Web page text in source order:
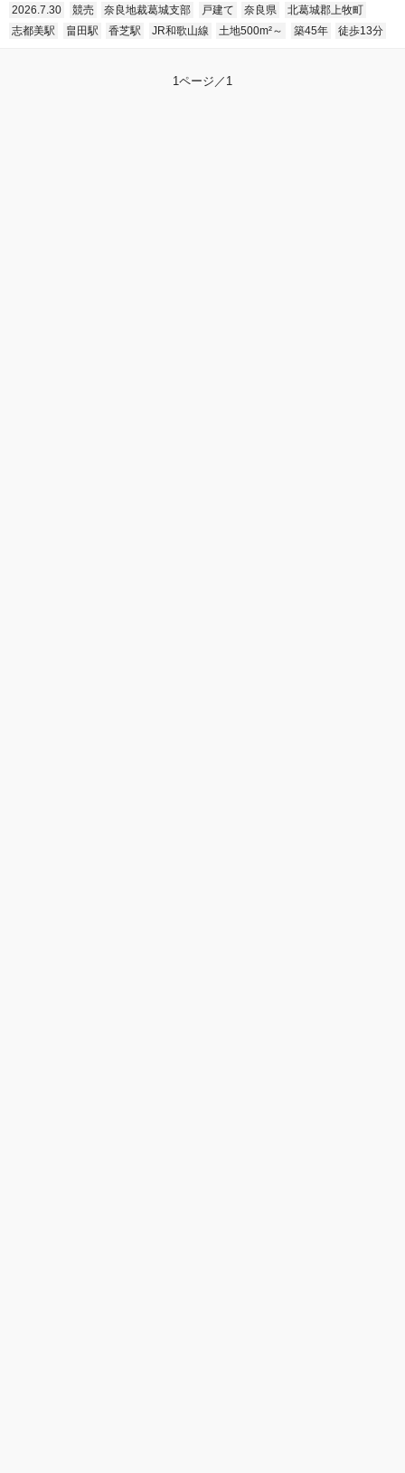
2026.7.30 競売 奈良地裁葛城支部 戸建て 奈良県
北葛城郡上牧町
志都美駅
畠田駅 香芝駅 JR和歌山線 土地500m²～ 築45年 徒歩13分
1ページ／1